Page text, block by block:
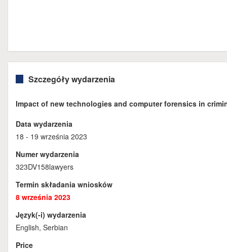
Szczegóły wydarzenia
Impact of new technologies and computer forensics in
Data wydarzenia
18 - 19 września 2023
Numer wydarzenia
323DV158lawyers
Termin składania wniosków
8 września 2023
Język(-i) wydarzenia
English, Serbian
Price